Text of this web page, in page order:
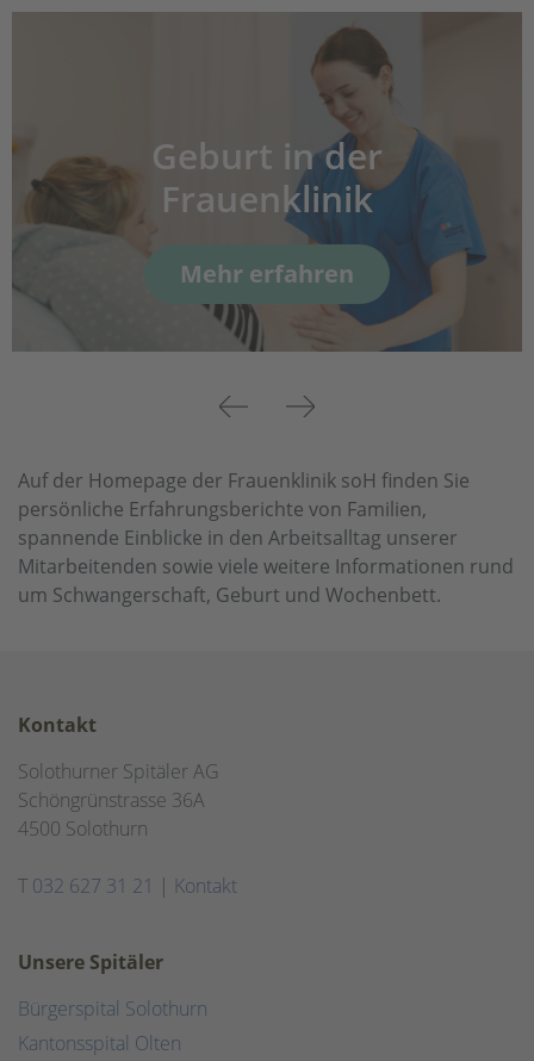
Previous
Geburt in der
Frauenklinik
Mehr erfahren
Next
Auf der Homepage der Frauenklinik soH finden Sie
persönliche Erfahrungsberichte von Familien,
spannende Einblicke in den Arbeitsalltag unserer
Mitarbeitenden sowie viele weitere Informationen rund
um Schwangerschaft, Geburt und Wochenbett.
Kontakt
Solothurner Spitäler AG
Schöngrünstrasse 36A
4500 Solothurn
T 032 627 31 21 | Kontakt
Unsere Spitäler
Bürgerspital Solothurn
Kantonsspital Olten